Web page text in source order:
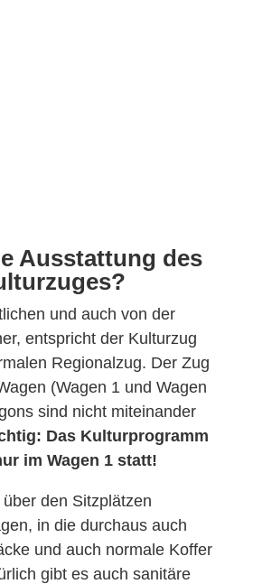
Ausstattung des
und auch von der
entspricht der Kulturzug
Regionalzug. Der Zug
(Wagen 1 und Wagen
sind nicht miteinander
Das Kulturprogramm
im Wagen 1 statt!
den Sitzplätzen
in die durchaus auch
und auch normale Koffer
gibt es auch sanitäre